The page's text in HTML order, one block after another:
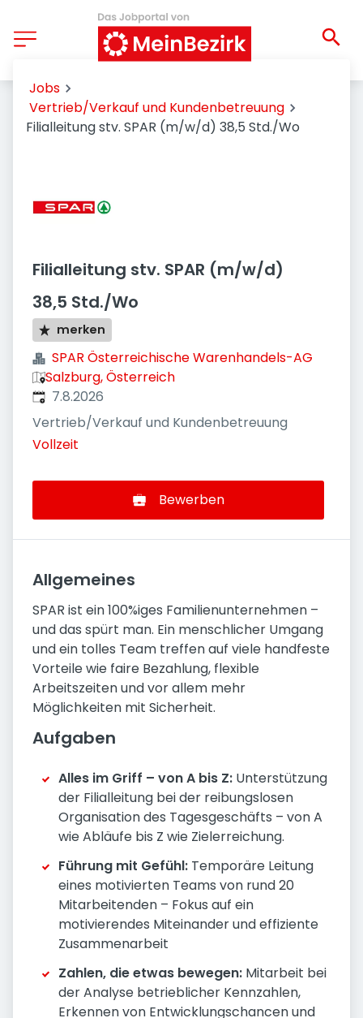
Jobs
Vertrieb/Verkauf und Kundenbetreuung
Filialleitung stv. SPAR (m/w/d) 38,5 Std./Wo
Filialleitung stv. SPAR (m/w/d)
38,5 Std./Wo
merken
SPAR Österreichische Warenhandels-AG
Salzburg, Österreich
Veröffentlicht
7.8.2026
Vertrieb/Verkauf und Kundenbetreuung
Vollzeit
Bewerben
Allgemeines
SPAR ist ein 100%iges Familienunternehmen –
und das spürt man. Ein menschlicher Umgang
und ein tolles Team treffen auf viele handfeste
Vorteile wie faire Bezahlung, flexible
Arbeitszeiten und vor allem mehr
Möglichkeiten mit Sicherheit.
Aufgaben
Alles im Griff – von A bis Z: Unterstützung
der Filialleitung bei der reibungslosen
Organisation des Tagesgeschäfts – von A
wie Abläufe bis Z wie Zielerreichung.
Führung mit Gefühl: Temporäre Leitung
eines motivierten Teams von rund 20
Mitarbeitenden – Fokus auf ein
motivierendes Miteinander und effiziente
Zusammenarbeit
Zahlen, die etwas bewegen: Mitarbeit bei
der Analyse betrieblicher Kennzahlen,
Erkennen von Entwicklungschancen und